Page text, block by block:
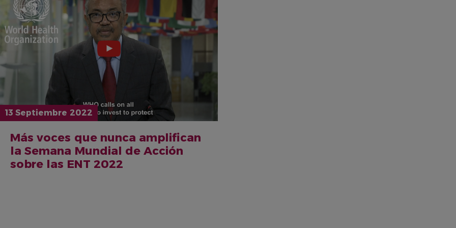
13 Septiembre 2022
Más voces que nunca amplifican
la Semana Mundial de Acción
sobre las ENT 2022